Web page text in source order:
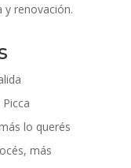
y renovación.
Picca
lo querés
más